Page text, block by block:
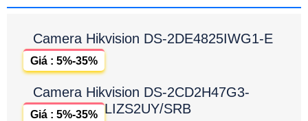
Camera Hikvision DS-2DE4825IWG1-E
Giá : 5%-35%
Camera Hikvision DS-2CD2H47G3-
LIZS2UY/SRB
Giá : 5%-35%